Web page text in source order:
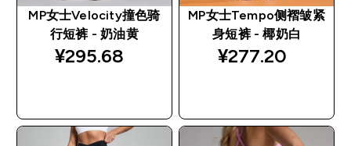
MP女士Velocity撞色骑
行短裤 - 奶油黄
¥295.68‎
MP女士Tempo侧褶皱紧
身短裤 - 椰奶白
¥277.20‎